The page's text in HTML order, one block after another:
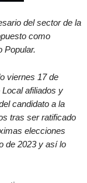
del sector de la
como
Popular.
viernes 17 de
afiliados y
candidato a la
tras ser ratificado
elecciones
de 2023 y así lo